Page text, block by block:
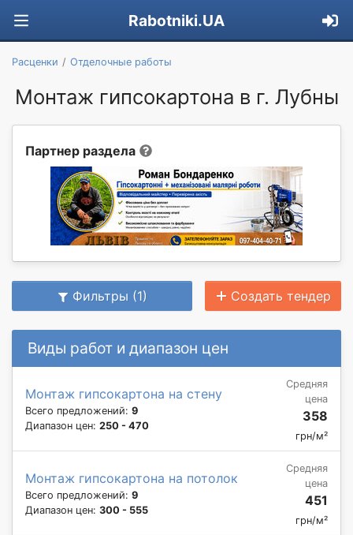
Rabotniki.UA
Расценки Отделочные работы
Монтаж гипсокартона в г. Лубны
Партнер раздела
Фильтры (1) Создать тендер
Виды работ и диапазон цен
Монтаж гипсокартона на стену
Всего предложений: 9
Диапазон цен: 250 - 470
Средняя
цена
358
грн/м²
Монтаж гипсокартона на потолок
Всего предложений: 9
Диапазон цен: 300 - 555
Средняя
цена
451
грн/м²